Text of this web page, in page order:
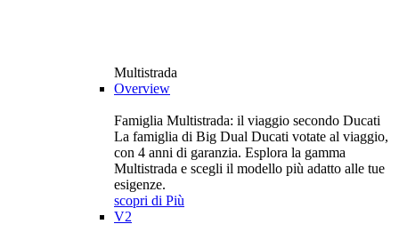
Multistrada
Overview
Famiglia Multistrada: il viaggio secondo Ducati
La famiglia di Big Dual Ducati votate al viaggio,
con 4 anni di garanzia. Esplora la gamma
Multistrada e scegli il modello più adatto alle tue
esigenze.
scopri di Più
V2